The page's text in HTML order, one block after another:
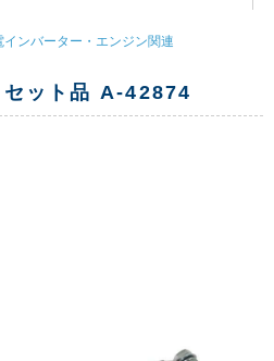
ンバーター・エンジン関連
ット品 A-42874